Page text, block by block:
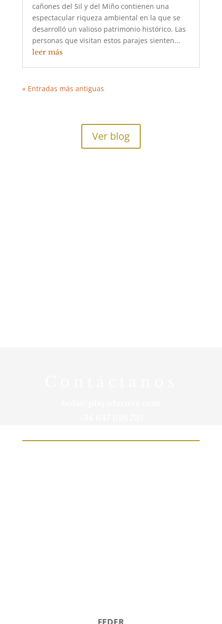
cañones del Sil y del Miño contienen una
espectacular riqueza ambiental en la que se
desarrolló un valioso patrimonio histórico. Las
personas que visitan estos parajes sienten...
leer más
« Entradas más antiguas
Ver blog
FEDER